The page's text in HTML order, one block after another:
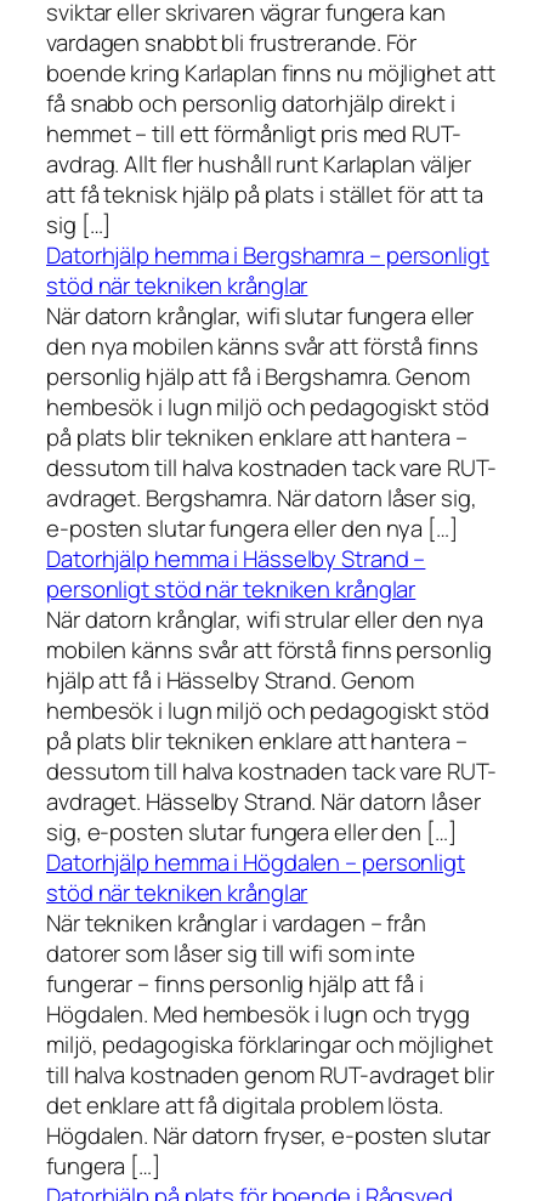
sviktar eller skrivaren vägrar fungera kan
vardagen snabbt bli frustrerande. För
boende kring Karlaplan finns nu möjlighet att
få snabb och personlig datorhjälp direkt i
hemmet – till ett förmånligt pris med RUT-
avdrag. Allt fler hushåll runt Karlaplan väljer
att få teknisk hjälp på plats i stället för att ta
sig […]
Datorhjälp hemma i Bergshamra – personligt
stöd när tekniken krånglar
När datorn krånglar, wifi slutar fungera eller
den nya mobilen känns svår att förstå finns
personlig hjälp att få i Bergshamra. Genom
hembesök i lugn miljö och pedagogiskt stöd
på plats blir tekniken enklare att hantera –
dessutom till halva kostnaden tack vare RUT-
avdraget. Bergshamra. När datorn låser sig,
e-posten slutar fungera eller den nya […]
Datorhjälp hemma i Hässelby Strand –
personligt stöd när tekniken krånglar
När datorn krånglar, wifi strular eller den nya
mobilen känns svår att förstå finns personlig
hjälp att få i Hässelby Strand. Genom
hembesök i lugn miljö och pedagogiskt stöd
på plats blir tekniken enklare att hantera –
dessutom till halva kostnaden tack vare RUT-
avdraget. Hässelby Strand. När datorn låser
sig, e-posten slutar fungera eller den […]
Datorhjälp hemma i Högdalen – personligt
stöd när tekniken krånglar
När tekniken krånglar i vardagen – från
datorer som låser sig till wifi som inte
fungerar – finns personlig hjälp att få i
Högdalen. Med hembesök i lugn och trygg
miljö, pedagogiska förklaringar och möjlighet
till halva kostnaden genom RUT-avdraget blir
det enklare att få digitala problem lösta.
Högdalen. När datorn fryser, e-posten slutar
fungera […]